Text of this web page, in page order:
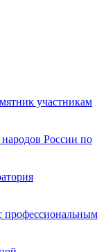
участникам
России по
профессиональным